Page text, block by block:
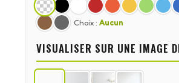
Choix : Aucun
VISUALISER SUR UNE IMAGE